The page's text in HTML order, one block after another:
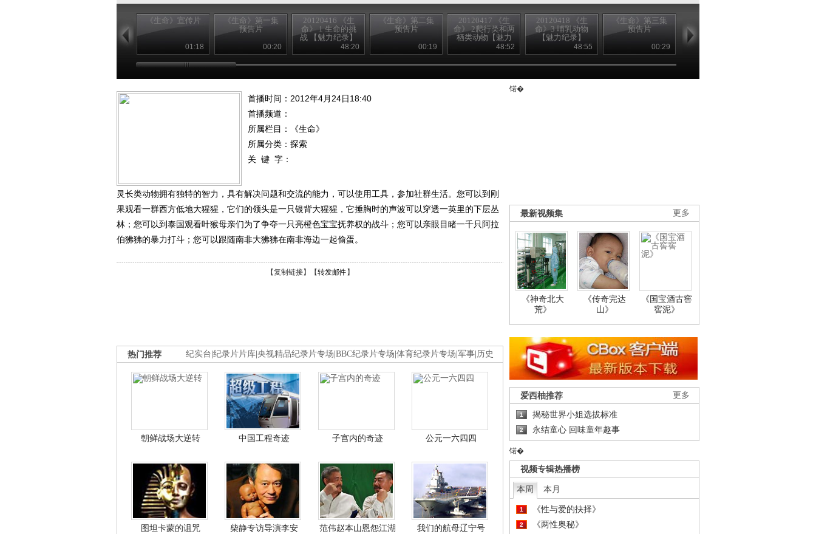
《生命》宣传片
01:18
《生命》第一集
预告片
00:20
20120416 《生
命》 1 生命的挑
战 【魅力纪录】
48:20
《生命》第二集
预告片
00:19
20120417 《生
命》 2爬行类和两
栖类动物【魅力
48:52
20120418 《生
命》3 哺乳动物
【魅力纪录】
48:55
《生命》第三集
预告片
00:29
首播时间：2012年4月24日18:40
首播频道：
所属栏目：
《生命》
所属分类：探索
关 键 字：
灵长类动物拥有独特的智力，具有解决问题和交流的能力，可以使用工具，参加社群生活。您可以到刚
果观看一群西方低地大猩猩，它们的领头是一只银背大猩猩，它捶胸时的声波可以穿透一英里的下层丛
林；您可以到泰国观看叶猴母亲们为了争夺一只亮橙色宝宝抚养权的战斗；您可以亲眼目睹一千只阿拉
伯狒狒的暴力打斗；您可以跟随南非大狒狒在南非海边一起偷蛋。
【复制链接】【转发邮件 】
纪实台 纪录片片库 央视精品纪录片专场 BBC纪录片专场 体育纪录片专场 军事 历史
热门推荐
朝鲜战场大逆转 中国工程奇迹 子宫内的奇迹 公元一六四四
图坦卡蒙的诅咒 柴静专访导演李安 范伟赵本山恩怨江湖 我们的航母辽宁号
锘�
更多
最新视频集
《神奇北大
荒》
《传奇完达
山》
《国宝酒古窖
窖泥》
更多
爱西柚推荐
1 揭秘世界小姐选拔标准
2 永结童心 回味童年趣事
锘�
视频专辑热播榜
本周 本月
1 《性与爱的抉择》
2 《两性奥秘》